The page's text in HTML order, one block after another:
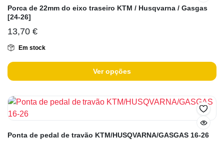
Porca de 22mm do eixo traseiro KTM / Husqvarna / Gasgas
[24-26]
13,70 €
Em stock
Ver opções
Ponta de pedal de travão KTM/HUSQVARNA/GASGAS 16-26